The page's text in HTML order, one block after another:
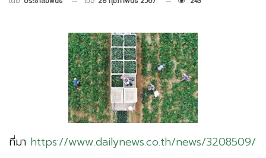
ที่มา https://www.dailynews.co.th/news/3208509/